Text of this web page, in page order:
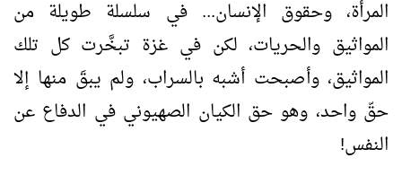
المرأة، وحقوق الإنسان... في سلسلة طويلة من
المواثيق والحريات، لكن في غزة تبخَّرت كل تلك
المواثيق، وأصبحت أشبه بالسراب، ولم يبقَ منها إلا
حقّ واحد، وهو حق الكيان الصهيوني في الدفاع عن
النفس!